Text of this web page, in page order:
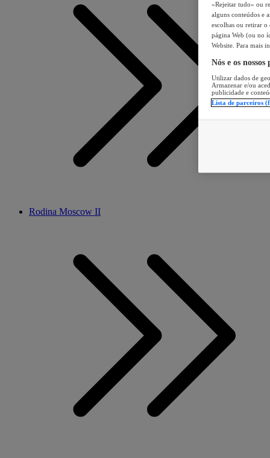
Rodina Moscow II
«Rejeitar tudo» ou
alguns conteúdos e
escolhas ou retirar
página Web (ou no
Website. Para mais
Nós e os
Utilizar dados de
Armazenar e/ou
publicidade e
Lista de parceiros